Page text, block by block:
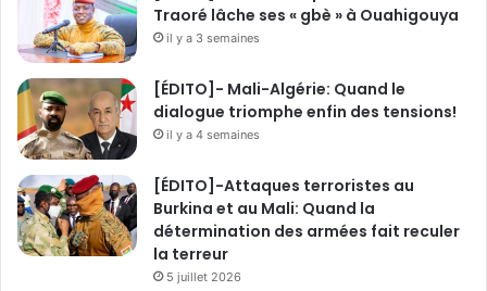
Traoré lâche ses « gbè » à Ouahigouya
il y a 3 semaines
[ÉDITO]- Mali-Algérie: Quand le
dialogue triomphe enfin des tensions!
il y a 4 semaines
[ÉDITO]-Attaques terroristes au
Burkina et au Mali: Quand la
détermination des armées fait reculer
la terreur
5 juillet 2026